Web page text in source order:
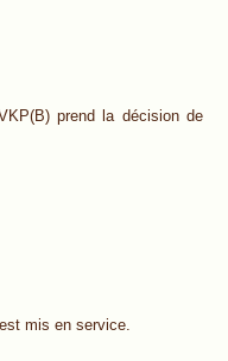
prend la décision de
mis en service.